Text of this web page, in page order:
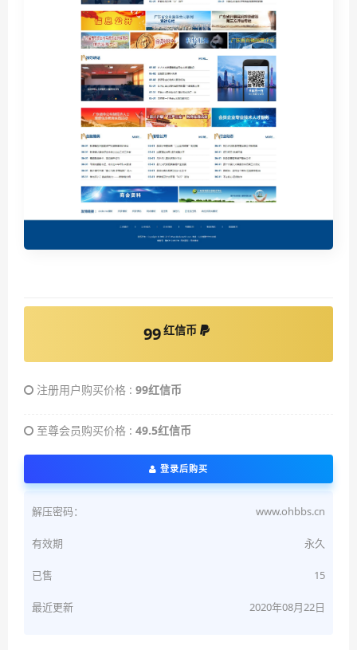
99红信币
注册用户购买价格 : 99红信币
至尊会员购买价格 : 49.5红信币
登录后购买
解压密码： www.ohbbs.cn
有效期 永久
已售 15
最近更新 2020年08月22日